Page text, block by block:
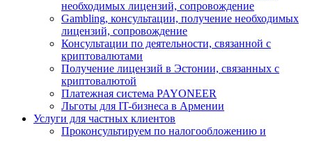
необходимых лицензий, сопровождение
Gambling, консультации, получение необходимых
лицензий, сопровождение
Консультации по деятельности, связанной с
криптовалютами
Получение лицензий в Эстонии, связанных с
криптовалютой
Платежная система PAYONEER
Льготы для IT-бизнеса в Армении
Услуги для частных клиентов
Проконсультируем по налогообложению и